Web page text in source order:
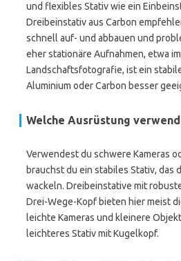
und flexibles Stativ wie ein
Dreibeinstativ aus Carbon
schnell auf- und abbauen und
eher stationäre Aufnahmen, etwa
Landschaftsfotografie, ist ein
Aluminium oder Carbon besser
Welche Ausrüstung
Verwendest du schwere Kameras
brauchst du ein stabiles Stativ, das
wackeln. Dreibeinstative mit
Drei-Wege-Kopf bieten hier meist
leichte Kameras und kleinere
leichteres Stativ mit Kugelkopf.